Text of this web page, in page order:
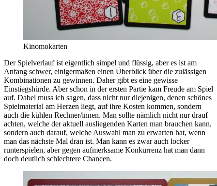
Kinomokarten
Der Spielverlauf ist eigentlich simpel und flüssig, aber es ist am
Anfang schwer, einigermaßen einen Überblick über die zulässigen
Kombinationen zu gewinnen. Daher gibt es eine gewisse
Einstiegshürde. Aber schon in der ersten Partie kam Freude am Spiel
auf. Dabei muss ich sagen, dass nicht nur diejenigen, denen schönes
Spielmaterial am Herzen liegt, auf ihre Kosten kommen, sondern
auch die kühlen Rechner/innen. Man sollte nämlich nicht nur drauf
achten, welche der aktuell ausliegenden Karten man brauchen kann,
sondern auch darauf, welche Auswahl man zu erwarten hat, wenn
man das nächste Mal dran ist. Man kann es zwar auch locker
runterspielen, aber gegen aufmerksame Konkurrenz hat man dann
doch deutlich schlechtere Chancen.